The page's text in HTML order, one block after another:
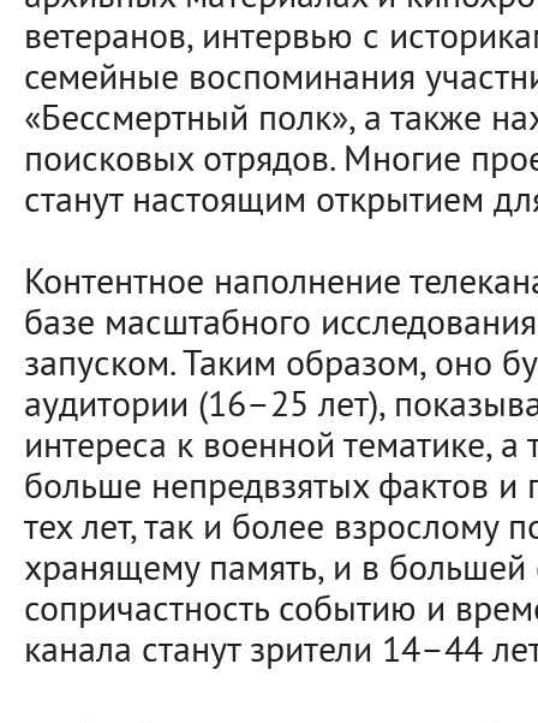
ветеранов, интервью с
семейные воспоминания
«Бессмертный полк», а также
поисковых отрядов. Многие
станут настоящим открытием
Контентное наполнение
базе масштабного
запуском. Таким образом, оно
аудитории (16–25 лет),
интереса к военной тематике, а
больше непредвзятых фактов и
тех лет, так и более взрослому
хранящему память, и в
сопричастность событию и
канала станут зрители 14–44